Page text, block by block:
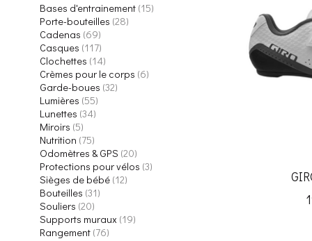
Bases d'entrainement (15)
Porte-bouteilles (28)
Cadenas (69)
Casques (117)
Clochettes (14)
Crèmes pour le corps (6)
Garde-boues (32)
Lumières (55)
Lunettes (34)
Miroirs (5)
Nutrition (75)
Odomètres & GPS (20)
Protections pour vélos (3)
Sièges de bébé (12)
Bouteilles (31)
Souliers (20)
Supports muraux (19)
Rangement (76)